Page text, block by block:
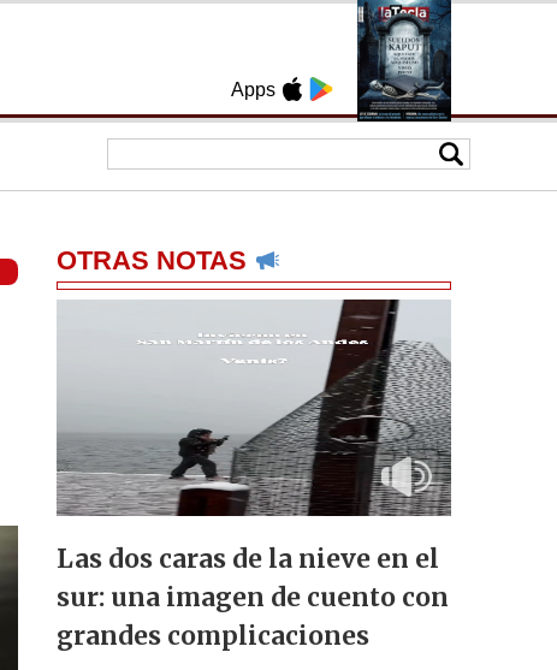
Apps
OTRAS NOTAS
Las dos caras de la nieve en el
sur: una imagen de cuento con
grandes complicaciones